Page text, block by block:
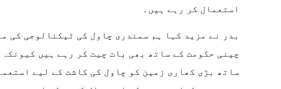
استعمال کر رہے ہیں۔
بدر نے مزید کہا ہم سمندری چاول کی ٹیکنالوجی کی
چینی حکومت کے ساتھ بھی بات چیت کر رہے ہیں کیونکہ
ساتھ بڑی کھاری زمین کو چاول کی کاشت کے لیے